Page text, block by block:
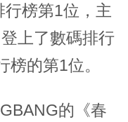
榜第1位，主
上了數碼排行
的第1位。
的《春